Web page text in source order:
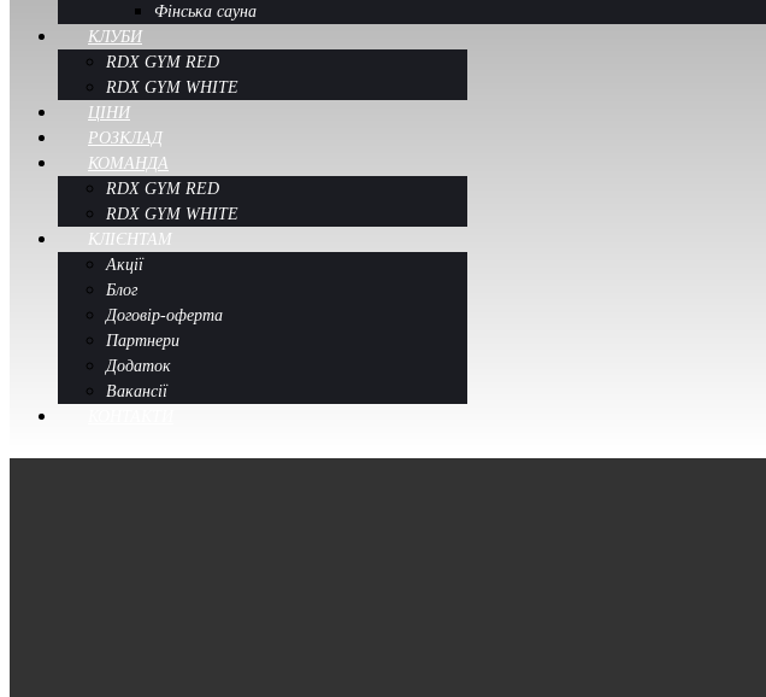
Фінська сауна
КЛУБИ
RDX GYM RED
RDX GYM WHITE
ЦІНИ
РОЗКЛАД
КОМАНДА
RDX GYM RED
RDX GYM WHITE
КЛІЄНТАМ
Акції
Блог
Договір-оферта
Партнери
Додаток
Вакансії